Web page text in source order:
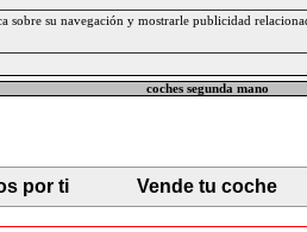
su navegación y mostrarle publicidad
coches segunda mano
por ti Vende tu coche